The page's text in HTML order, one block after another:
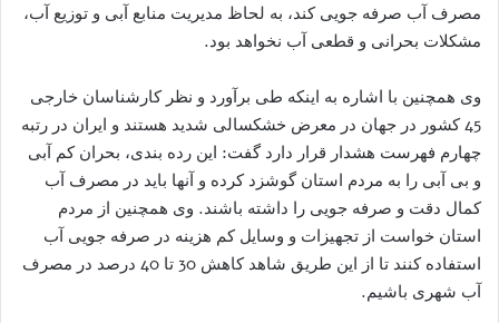
مصرف آب صرفه جویی کند، به لحاظ مدیریت منابع آبی و توزیع آب‌،
مشکلات بحرانی و قطعی آب نخواهد بود‌.
وی همچنین با اشاره به اینکه طی برآورد و نظر کارشناسان خارجی
45 کشور در جهان در معرض خشکسالی شدید هستند و ایران در رتبه
چهارم فهرست هشدار قرار دارد گفت: این رده بندی‌، بحران کم آبی
و بی آبی را به مردم استان گوشزد کرده و آنها باید در مصرف آب
کمال دقت و صرفه جویی را داشته باشند‌. وی همچنین از مردم
استان خواست از تجهیزات و وسایل کم هزینه در صرفه جویی آب
استفاده کنند تا از این طریق شاهد کاهش 30 تا 40 درصد در مصرف
آب شهری باشیم.